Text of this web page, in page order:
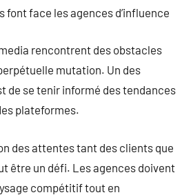
font face les agences d’influence
rencontrent des obstacles
mutation. Un des
de se tenir informé des tendances
plateformes.
des attentes tant des clients que
être un défi. Les agences doivent
compétitif tout en